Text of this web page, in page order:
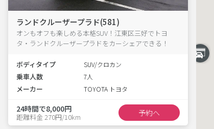
ランドクルーザープラド(581)
オンもオフも楽しめる本格SUV！江東区三好でトヨ
タ・ランドクルーザープラドをカーシェアできる！
ボディタイプ SUV/クロカン
乗車人数 7人
メーカー TOYOTA トヨタ
24時間で8,000円
距離料金 270円/10km 予約へ